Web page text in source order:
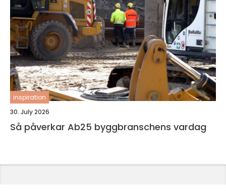
inspiration
30. July 2026
Så påverkar Ab25 byggbranschens vardag